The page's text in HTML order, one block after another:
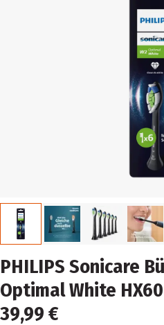
PHILIPS Sonicare
Optimal White
39,99 €